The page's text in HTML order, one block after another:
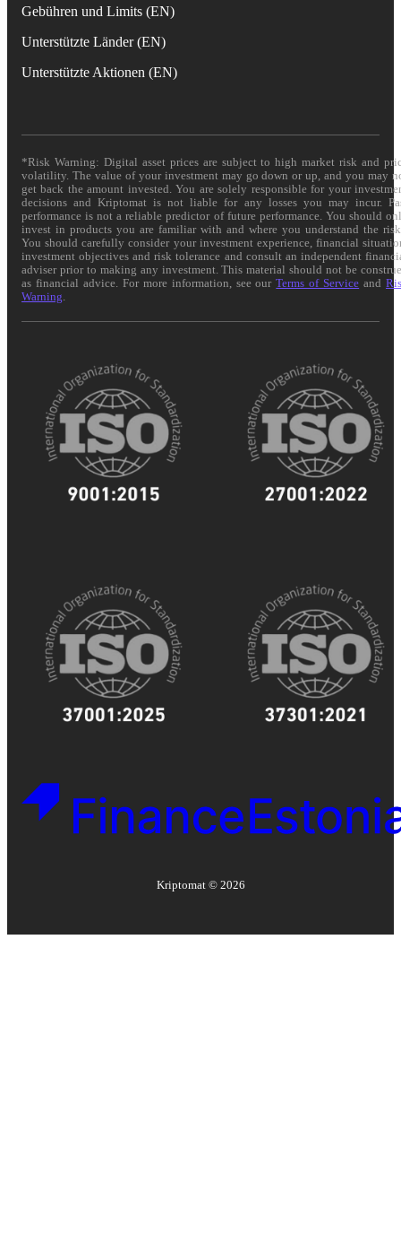
Gebühren und Limits (EN)
Unterstützte Länder (EN)
Unterstützte Aktionen (EN)
*Risk Warning: Digital asset prices are subject to high market risk and
volatility. The value of your investment may go down or up, and you may
get back the amount invested. You are solely responsible for your
decisions and Kriptomat is not liable for any losses you may incur.
performance is not a reliable predictor of future performance. You should
invest in products you are familiar with and where you understand the
You should carefully consider your investment experience, financial
investment objectives and risk tolerance and consult an independent
adviser prior to making any investment. This material should not be
as financial advice. For more information, see ourTerms of Service and
Warning
Kriptomat © 2026